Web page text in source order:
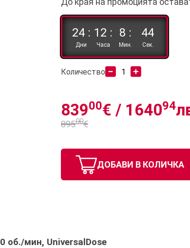
24 :
Дни
12 :
Часа
8 :
Мин.
43
Сек.
Количество
83900€ / 164094
89500€
ДОБАВИ В КОЛИЧКА
об./мин, UniversalDose